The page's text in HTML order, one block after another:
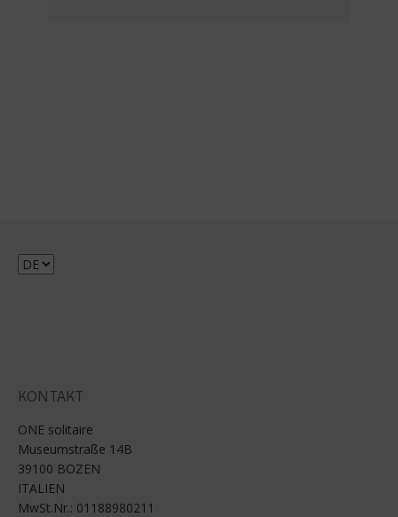
Sprache
KONTAKT
ONE solitaire
Museumstraße 14B
39100 BOZEN
ITALIEN
MwSt.Nr.: 01188980211